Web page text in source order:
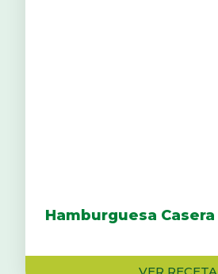
Hamburguesa Casera